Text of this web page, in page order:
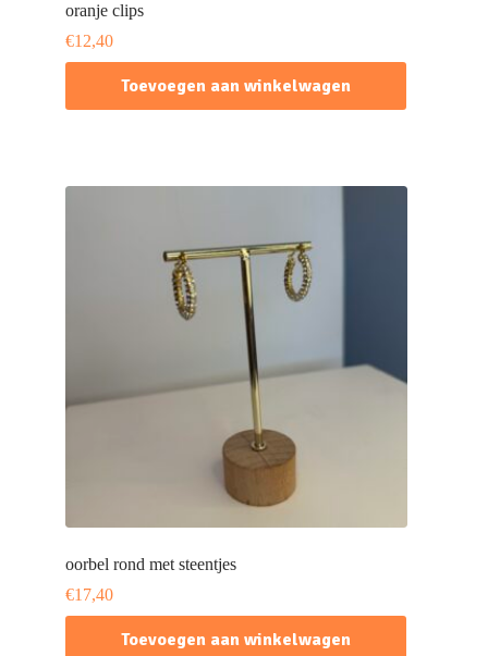
oranje clips
€12,40
Toevoegen aan winkelwagen
oorbel rond met steentjes
€17,40
Toevoegen aan winkelwagen